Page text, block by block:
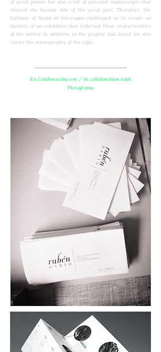
of great poems but also a list of personal manuscripts that
showed the human side of the great poet. Therefore, the
Embassy of Spain in Nicaragua challenged us to create an
identity of an exhibition that reflected these characteristics
of the author. In addition, to the graphic line layout we also
create the museography of the expo.
En Colaboración con / In collaboration with
Pictograma